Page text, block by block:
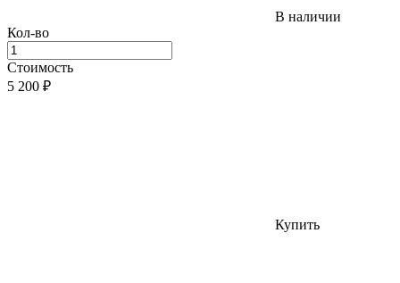
В наличии
Кол-во
Стоимость
5 200 ₽
Купить